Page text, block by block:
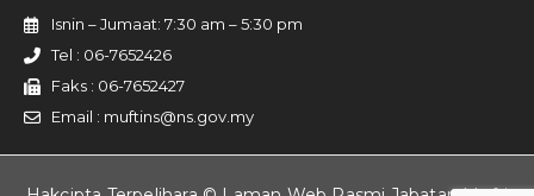
Isnin – Jumaat: 7:30 am – 5:30 pm
Tel : 06-7652426
Faks : 06-7652427
Email : muftins@ns.gov.my